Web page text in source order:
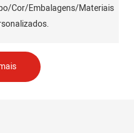
Cor/Embalagens/Materiais